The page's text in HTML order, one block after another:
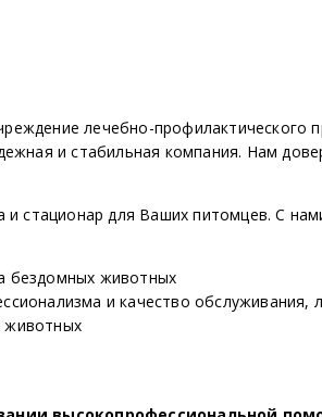
лечебно-
и стабильная компания. Нам
и стационар для Ваших питомцев. С
бездомных животных
и качество обслуживания,
животных